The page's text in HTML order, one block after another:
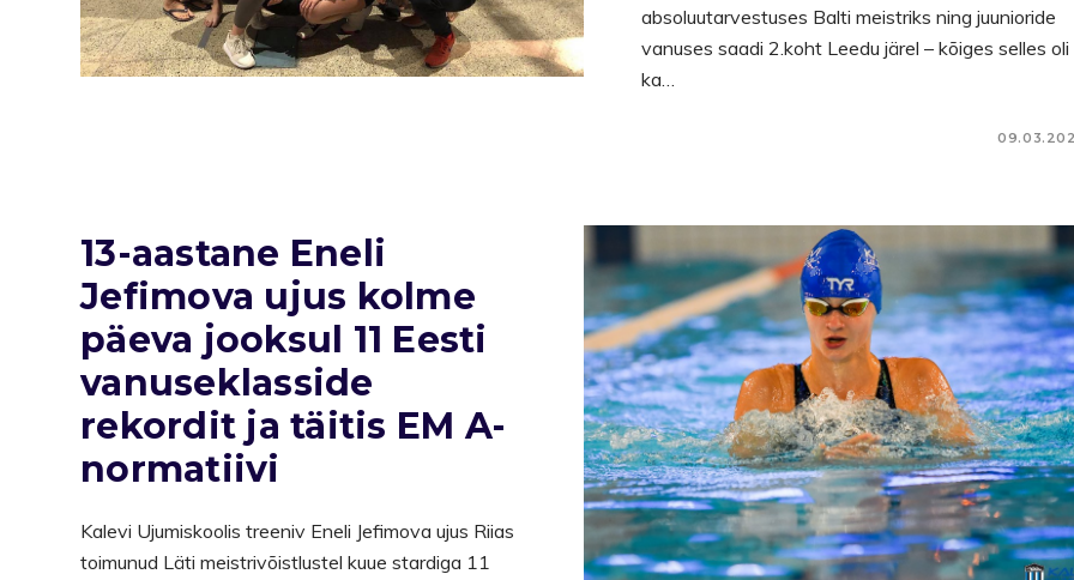
absoluutarvestuses Balti meistriks ning juunioride
vanuses saadi 2.koht Leedu järel – kõiges selles oli
ka…
13-aastane Eneli
Jefimova ujus kolme
päeva jooksul 11 Eesti
vanuseklasside
rekordit ja täitis EM A-
normatiivi
Kalevi Ujumiskoolis treeniv Eneli Jefimova ujus Riias
toimunud Läti meistrivõistlustel kuue stardiga 11